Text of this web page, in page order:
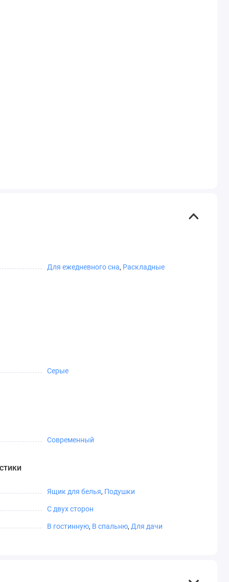
Для ежедневного сна, Раскладные
Серые
Современный
Ящик для белья, Подушки
С двух сторон
В гостинную, В спальню, Для дачи